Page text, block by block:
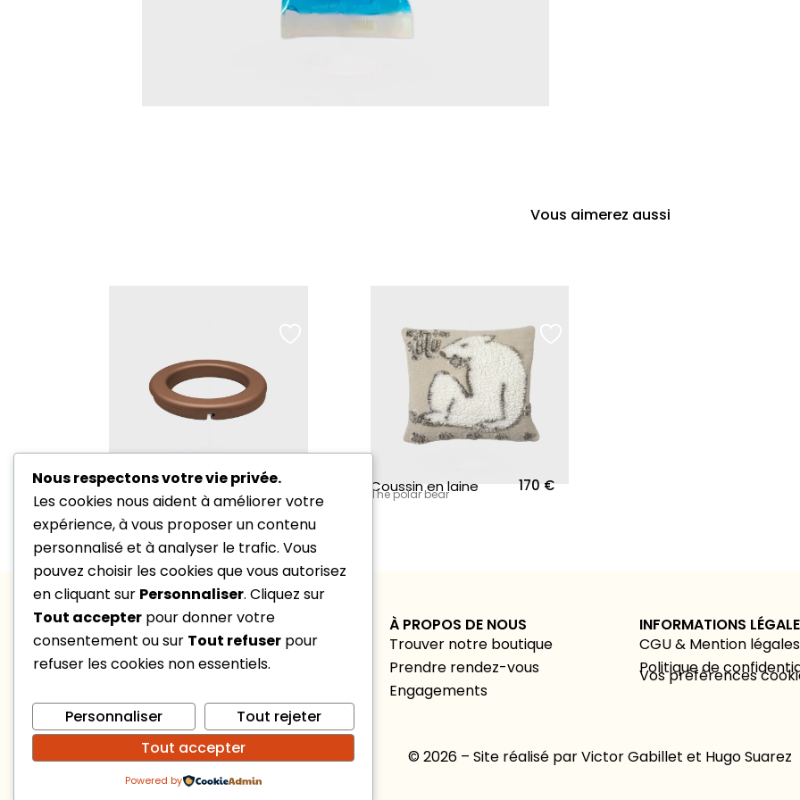
Vous aimerez aussi
Bague de
verrouillage
20€
Décoratif
Coussin en laine 170 €
The polar bear
NOUS CONTACTER
contact@marlyse-lehir.fr
06 89 98 18 69
À PROPOS DE NOUS
Trouver notre boutique
Prendre rendez-vous
Engagements
INFORMATIONS
CGU & Mention légales
Politique de
Vos préférences
© 2026 – Site réalisé parVictor Gabillet et Hugo Suarez
Nous respectons votre vie privée.
Les cookies nous aident à améliorer votre
expérience, à vous proposer un contenu
personnalisé et à analyser le trafic. Vous
pouvez choisir les cookies que vous autorisez
en cliquant sur Personnaliser. Cliquez sur
Tout accepter pour donner votre
consentement ou sur Tout refuser pour
refuser les cookies non essentiels.
Personnaliser
Tout rejeter
Tout accepter
Powered by